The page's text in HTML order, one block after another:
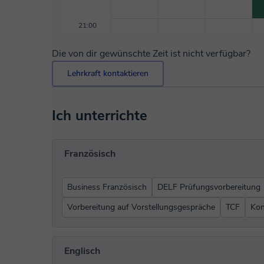
21:00
Die von dir gewünschte Zeit ist nicht verfügbar?
Lehrkraft kontaktieren
Ich unterrichte
Französisch
Business Französisch
DELF Prüfungsvorbereitung
Vorbereitung auf Vorstellungsgespräche
TCF
Englisch